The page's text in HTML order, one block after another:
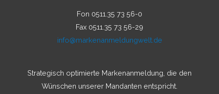
Fon 0511.35 73 56-0
Fax 0511.35 73 56-29
info@markenanmeldungwelt.de
Strategisch optimierte Markenanmeldung, die den
Wünschen unserer Mandanten entspricht.